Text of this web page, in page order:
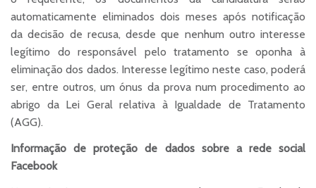
automaticamente eliminados dois meses após notificação
da decisão de recusa, desde que nenhum outro interesse
legítimo do responsável pelo tratamento se oponha à
eliminação dos dados. Interesse legítimo neste caso, poderá
ser, entre outros, um ónus da prova num procedimento ao
abrigo da Lei Geral relativa à Igualdade de Tratamento
(AGG).
Informação de proteção de dados sobre a rede social
Facebook